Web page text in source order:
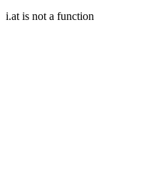
i.at is not a function